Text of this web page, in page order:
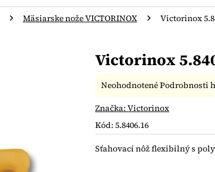
Mäsiarske nože VICTORINOX Victorinox
Victorinox
Kód: 5.8406.16
Sťahovací nôž flexibilný s
Priemerné
produktu
0,0
5
NeohodnotenéPodrobnosti
Značka: Victorinox